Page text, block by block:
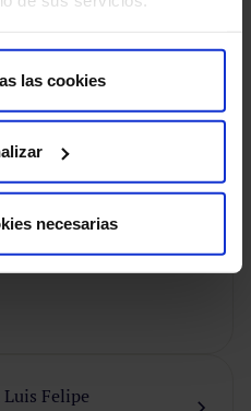
las cookies
necesarias
Felipe